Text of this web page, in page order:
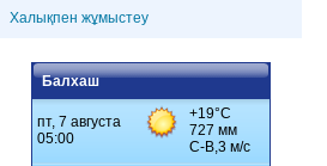
Халықпен жұмыстеу
Балхаш